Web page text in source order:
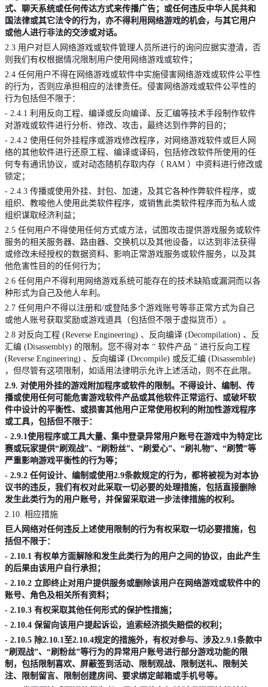
式、聊天系统或任何传达方式来传播广告；或任何违反中华人民共和
国法律或其它法令的行为，亦不得利用网络游戏的机会，与其它用户
或他人进行非法的交涉或对话。
2.3 用户对巨人网络游戏或软件管理人员所进行的询问应据实澄清，否
则我们有权根据情况限制用户使用网络游戏或软件；
2.4任何用户不得在网络游戏或软件中实施侵害网络游戏或软件公平性
的行为，否则应承担相应的法律责任。侵害网络游戏或软件公平性的
行为包括但不限于：
- 2.4.1利用反向工程、编译或反向编译、反汇编等技术手段制作软件
对游戏或软件进行分析、修改、攻击，最终达到作弊的目的；
- 2.4.2使用任何外挂程序或游戏修改程序，对网络游戏软件或巨人网
络的其他软件进行还原工程、编译或译码，包括修改软件所使用的任
何专有通讯协议，或对动态随机存取内存（ RAM ）中资料进行修改或
锁定；
- 2.4.3传播或使用外挂、封包、加速，及其它各种作弊软件程序，或
组织、教唆他人使用此类软件程序，或销售此类软件程序而为私人或
组织谋取经济利益；
2.5任何用户不得使用任何方式或方法，试图攻击提供游戏服务或软件
服务的相关服务器、路由器、交换机以及其他设备，以达到非法获得
或修改未经授权的数据资料、影响正常游戏服务或软件服务，以及其
他危害性目的的任何行为；
2.6任何用户不得利用网络游戏系统可能存在的技术缺陷或漏洞而以各
种形式为自己及他人牟利。
2.7任何用户不得以注册和/或登陆多个游戏账号等非正常方式为自己
或他人账号获取奖励或游戏道具（包括但不限于虚拟货币）。
2.8 对反向工程 (Reverse Engineering) 、反向编译 (Decompilation) 、反
汇编 (Disassembly) 的限制。您不得对本 “软件产品 ”进行反向工程
(Reverse Engineering) 、反向编译 (Decompile) 或反汇编 (Disassemble)
，但尽管有这项限制，如适用法律明示允许上述活动，则不在此限。
2.9. 对使用外挂的游戏附加程序或软件的限制。不得设计、编制、传
播或使用任何可能危害游戏软件产品或其他软件正常运行、或破坏软
件中设计的平衡性、或损害其他用户正常使用权利的附加性游戏程序
或工具，包括但不限于：
- 2.9.1使用程序或工具大量、集中登录异常用户账号在游戏中为特定比
赛或玩家提供“刷观战”、“刷粉丝”、“刷爱心”、“刷礼物”、“刷赞”等
严重影响游戏平衡性的行为等；
- 2.9.2任何设计、编制或使用2.9条款规定的行为，都将被视为对本协
议书的违反，我们有权对此采取一切必要的处理措施，包括直接删除
发生此类行为的用户账号，并保留采取进一步法律措施的权利。
2.10.相应措施
巨人网络对任何违反上述使用限制的行为有权采取一切必要措施，包
括但不限于：
- 2.10.1有权单方面解除和发生此类行为的用户之间的协议，由此产生
的后果由该用户自行承担；
- 2.10.2立即终止对用户提供服务或删除该用户在网络游戏或软件中的
账号、角色及相关所有资料；
- 2.10.3有权采取其他任何形式的保护性措施；
- 2.10.4保留向该用户提起诉讼，追索经济损失赔偿的权利；
- 2.10.5 除2.10.1至2.10.4规定的措施外，有权对参与、涉及2.9.1条款中
“刷观战”、“刷粉丝”等行为的异常用户账号进行部分游戏功能的限
制，包括限制喜欢、屏蔽签到活动、限制观战、限制送礼、限制关
注、限制留言、限制创建房间、要求绑定邮箱或手机号等。